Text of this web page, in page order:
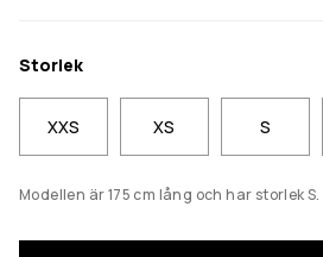
Storlek
XXS XS S
Modellen är 175 cm lång och har storlek S.